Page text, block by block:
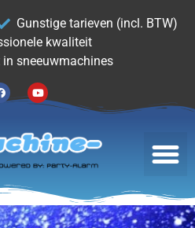
Gunstige tarieven (incl. BTW)
kwaliteit
sneeuwmachines